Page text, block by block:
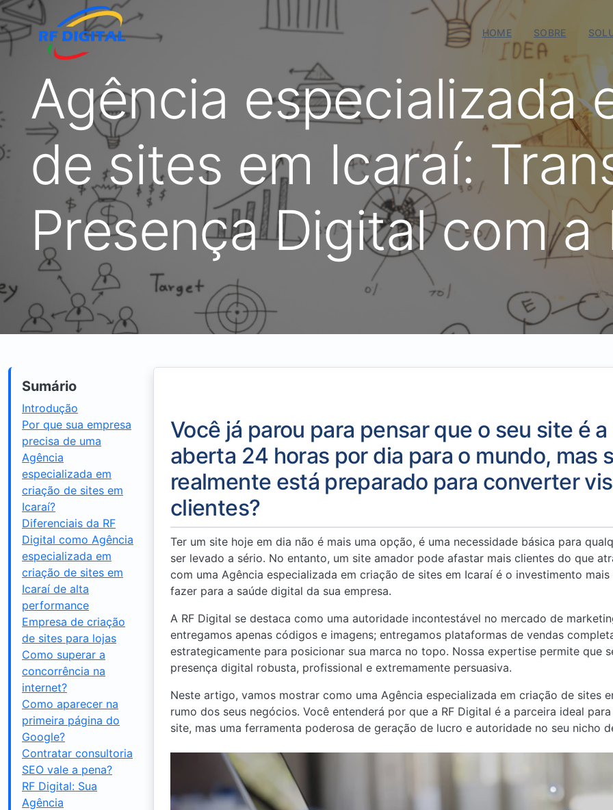
HOME SOBRE
Agência especializada
de sites em Icaraí:
Presença Digital com a
Sumário
Introdução
Por que sua empresa
precisa de uma
Agência
especializada em
criação de sites em
Icaraí?
Diferenciais da RF
Digital como Agência
especializada em
criação de sites em
Icaraí de alta
performance
Empresa de criação
de sites para lojas
Como superar a
concorrência na
internet?
Como aparecer na
primeira página do
Google?
Contratar consultoria
SEO vale a pena?
RF Digital: Sua
Agência
Você já parou para pensar que o seu site é
aberta 24 horas por dia para o mundo, mas
realmente está preparado para converter
clientes?
Ter um site hoje em dia não é mais uma opção, é uma necessidade básica para
ser levado a sério. No entanto, um site amador pode afastar mais clientes do que
com uma Agência especializada em criação de sites em Icaraí é o investimento
fazer para a saúde digital da sua empresa.
A RF Digital se destaca como uma autoridade incontestável no mercado de
entregamos apenas códigos e imagens; entregamos plataformas de vendas
estrategicamente para posicionar sua marca no topo. Nossa expertise permite que
presença digital robusta, profissional e extremamente persuasiva.
Neste artigo, vamos mostrar como uma Agência especializada em criação de sites
rumo dos seus negócios. Você entenderá por que a RF Digital é a parceira ideal
site, mas uma ferramenta poderosa de geração de lucro e autoridade no seu nicho